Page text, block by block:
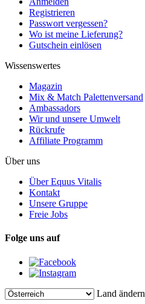
Registrieren
Passwort vergessen?
Wo ist meine Lieferung?
Gutschein einlösen
Wissenswertes
Magazin
Mix & Match Palettenversand
Ambassadors
Wir und unsere Umwelt
Rückrufe
Affiliate Programm
Über uns
Über Equus Vitalis
Kontakt
Unsere Gruppe
Freie Jobs
Folge uns auf
Land ändern